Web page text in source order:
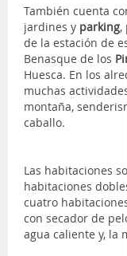
También cuenta
jardines y parking,
de la estación de
Benasque de los
Huesca. En los
muchas
montaña,
caballo.
Las habitaciones
habitaciones
cuatro
con secador de
agua caliente y, la